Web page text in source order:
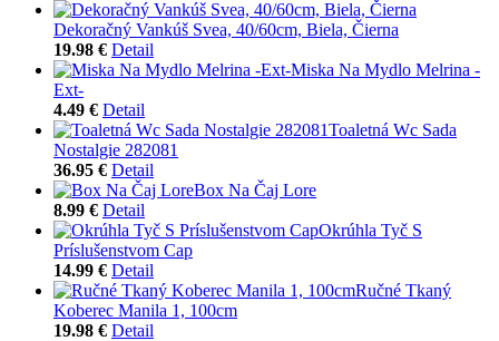
Dekoračný Vankúš Svea, 40/60cm, Biela, Čierna
19.98 € Detail
Miska Na Mydlo Melrina -
Ext-
4.49 € Detail
Toaletná Wc Sada
Nostalgie 282081
36.95 € Detail
Box Na Čaj Lore
8.99 € Detail
Okrúhla Tyč S
Príslušenstvom Cap
14.99 € Detail
Ručné Tkaný
Koberec Manila 1, 100cm
19.98 € Detail